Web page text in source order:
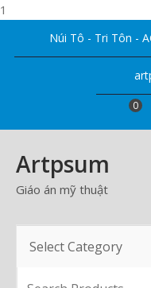
1
Núi Tô - Tri Tôn -
0
Artpsum
Giáo án mỹ thuật